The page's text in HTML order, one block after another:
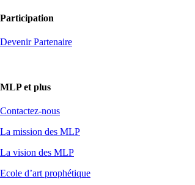
Participation
Devenir Partenaire
MLP et plus
Contactez-nous
La mission des MLP
La vision des MLP
Ecole d’art prophétique